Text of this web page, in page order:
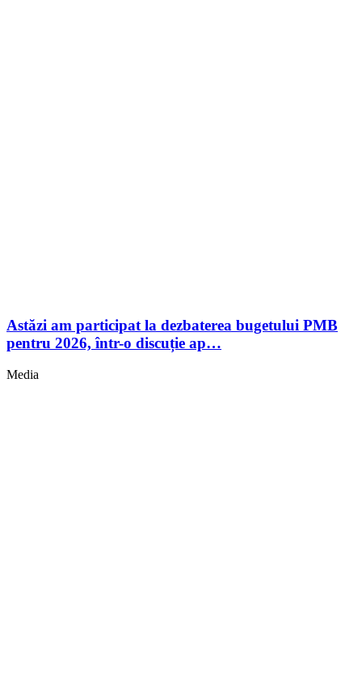
Astăzi am participat la dezbaterea bugetului PMB
pentru 2026, într-o discuție ap…
Media